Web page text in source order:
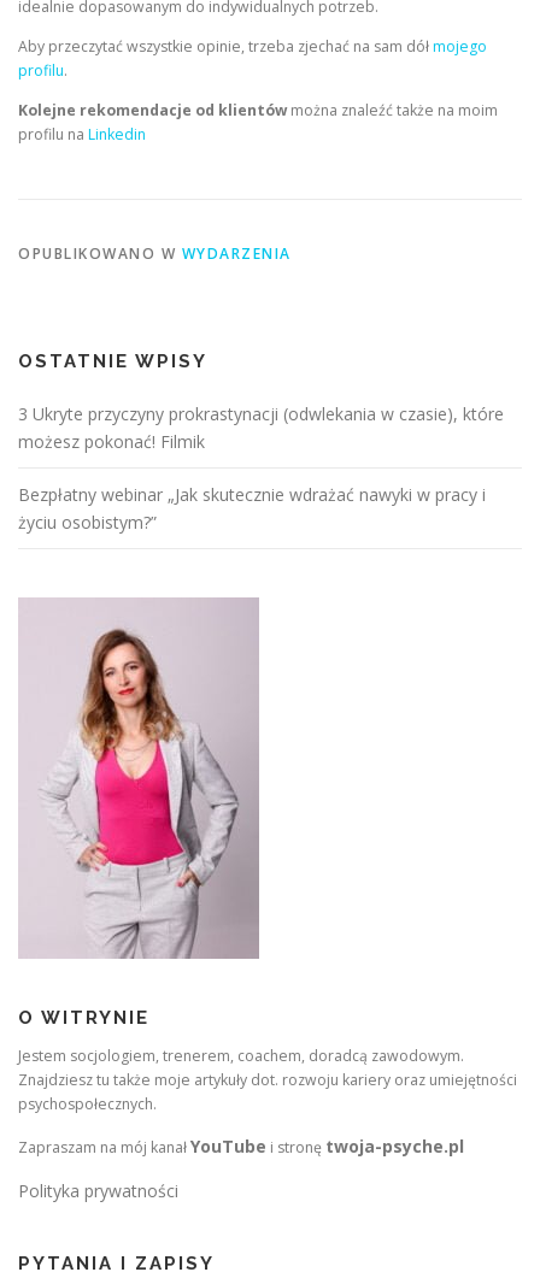
idealnie dopasowanym do indywidualnych potrzeb.
Aby przeczytać wszystkie opinie, trzeba zjechać na sam dółmojego
profilu.
Kolejne rekomendacje od klientówmożna znaleźć także na moim
profilu na Linkedin
OPUBLIKOWANO W WYDARZENIA
OSTATNIE WPISY
3 Ukryte przyczyny prokrastynacji (odwlekania w czasie), które
możesz pokonać! Filmik
Bezpłatny webinar „Jak skutecznie wdrażać nawyki w pracy i
życiu osobistym?”
O WITRYNIE
Jestem socjologiem, trenerem, coachem, doradcą zawodowym.
Znajdziesz tu także moje artykuły dot. rozwoju kariery oraz umiejętności
psychospołecznych.
Zapraszam na mój kanałYouTube i stronę twoja-psyche.pl
Polityka prywatności
PYTANIA I ZAPISY